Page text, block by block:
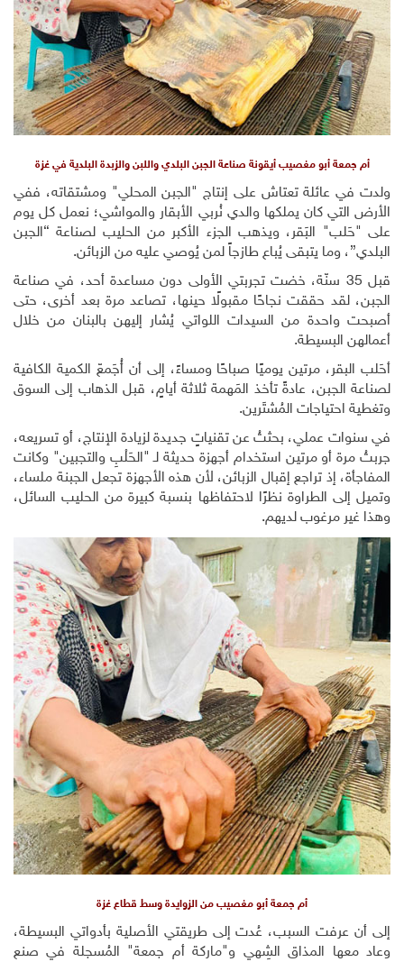
أم جمعة أبو مغصيب أيقونة صناعة الجبن البلدي واللبن والزبدة البلدية في غزة
ولدت في عائلة تعتاش على إنتاج "الجبن المحلي" ومشتقاته، ففي
الأرض التي كان يملكها والدي نُربي الأبقار والمواشي؛ نعمل كل يوم
على "حَلب" البَقر، ويذهب الجزء الأكبر من الحليب لصناعة “الجبن
البلدي”، وما يتبقى يُباع طازجاً لمن يُوصي عليه من الزبائن.
قبل 35 سنّة، خضت تجربتي الأولى دون مساعدة أحد، في صناعة
الجبن، لقد حققت نجاحًا مقبولًا حينها، تصاعد مرة بعد أخرى، حتى
أصبحت واحدة من السيدات اللواتي يُشار إليهن بالبنان من خلال
أعمالهن البسيطة.
أحَلب البقر، مرتين يوميًا صباحًا ومساءً، إلى أن أُجَمعّ الكمية الكافية
لصناعة الجبن، عادةً تأخذ المَهمة ثلاثة أيامٍ، قبل الذهاب إلى السوق
وتغطية احتياجات المُشتَرين.
في سنوات عملي، بحثتُ عن تقنياتٍ جديدة لزيادة الإنتاج، أو تسريعه،
جربتُ مرة أو مرتين استخدام أجهزة حديثة لـ "الحَلْبِ والتجبين" وكانت
المفاجأة، إذ تراجع إقبال الزبائن، لأن هذه الأجهزة تجعل الجبنة ملساء،
وتميل إلى الطراوة نظرًا لاحتفاظها بنسبة كبيرة من الحليب السائل،
وهذا غير مرغوب لديهم.
أم جمعة أبو مغصيب من الزوايدة وسط قطاع غزة
إلى أن عرفت السبب، عُدت إلى طريقتي الأصلية بأدواتي البسيطة،
وعاد معها المذاق الشِهي و"ماركة أم جمعة" المُسجلة في صنع